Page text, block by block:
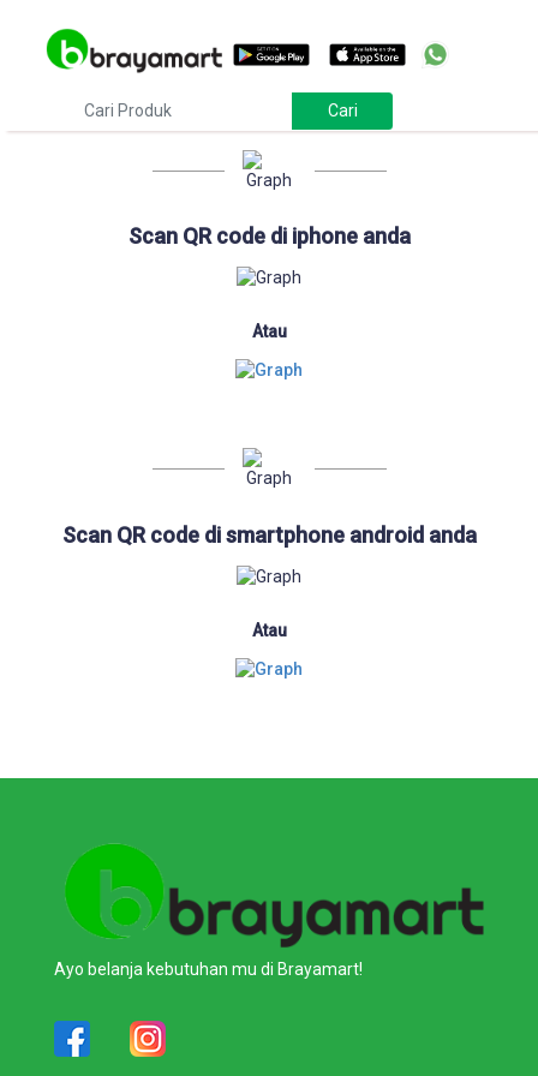
Download
Scan QR code di iphone anda
Atau
Scan QR code di smartphone android anda
Atau
Ayo belanja kebutuhan mu di Brayamart!